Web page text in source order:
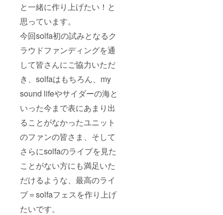
と一緒に作り上げたい！と
思っています。
今回solfa初の試みとなるク
ラウドファンディングを通
して皆さんにご協力いただ
き、solfaはもちろん、my
sound lifeやサイダーの海と
いった今まで表にあまり出
ることがなかったユニット
のファンの皆さま、そして
さらにsolfaのライブを見た
ことがない方にも満足いた
だけるような、最高のライ
ブ＝solfaフェスを作り上げ
たいです。